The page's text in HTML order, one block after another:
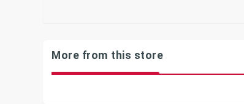
More from this store